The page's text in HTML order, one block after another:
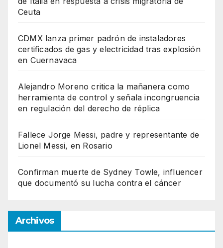
Ceuta
CDMX lanza primer padrón de instaladores
certificados de gas y electricidad tras explosión
en Cuernavaca
Alejandro Moreno critica la mañanera como
herramienta de control y señala incongruencia
en regulación del derecho de réplica
Fallece Jorge Messi, padre y representante de
Lionel Messi, en Rosario
Confirman muerte de Sydney Towle, influencer
que documentó su lucha contra el cáncer
Archivos